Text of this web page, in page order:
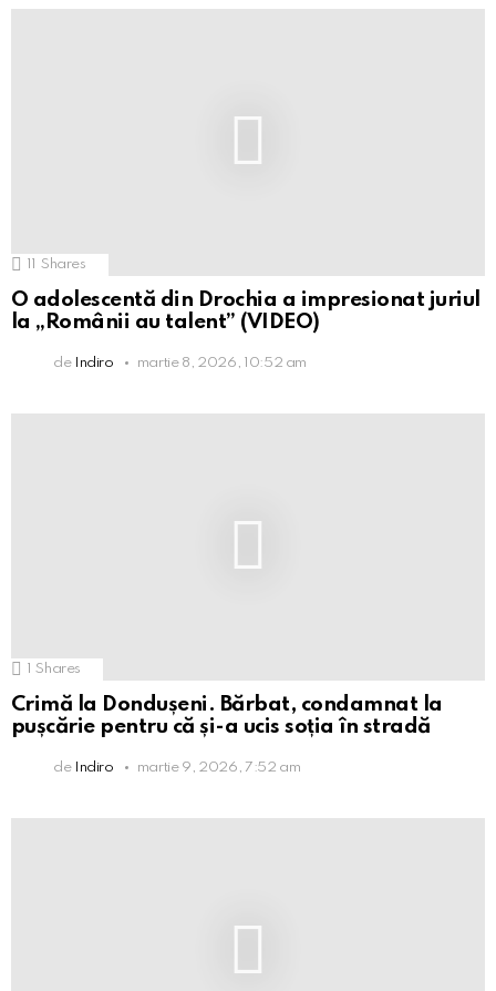
11 Shares
O adolescentă din Drochia a impresionat juriul
la „Românii au talent” (VIDEO)
de Indiro martie 8, 2026, 10:52 am
1 Shares
Crimă la Dondușeni. Bărbat, condamnat la
pușcărie pentru că și-a ucis soția în stradă
de Indiro martie 9, 2026, 7:52 am